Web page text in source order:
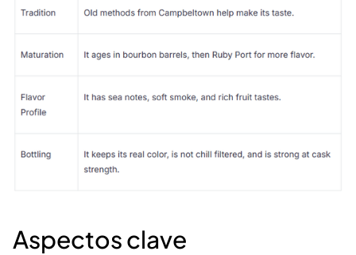
Aspectos clave